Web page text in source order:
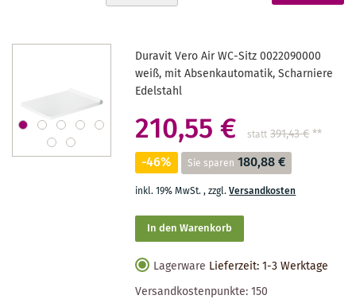
gerade
Duravit Vero Air WC-Sitz 0022090000
weiß, mit Absenkautomatik, Scharniere
Edelstahl
210,55 € statt 391,43 €**
-46% Sie sparen 180,88 €
inkl. 19% MwSt.,zzgl.Versandkosten
In den Warenkorb
Lagerware Lieferzeit: 1-3 Werktage
Versandkostenpunkte:150